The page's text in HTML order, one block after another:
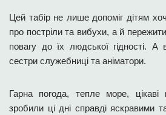
Цей табір не лише допоміг дітям
про постріли та вибухи, а й
повагу до їх людської гідності.
сестри служебниці та аніматори.
Гарна погода, тепле море,
зробили ці дні справді яскравими